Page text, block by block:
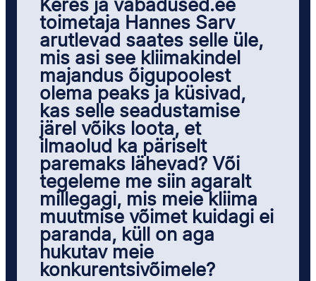
Keres ja vabadused.ee
toimetaja Hannes Sarv
arutlevad saates selle üle,
mis asi see kliimakindel
majandus õigupoolest
olema peaks ja küsivad,
kas selle seadustamise
järel võiks loota, et
ilmaolud ka päriselt
paremaks lähevad? Või
tegeleme me siin agaralt
millegagi, mis meie kliima
muutmise võimet kuidagi ei
paranda, küll on aga
hukutav meie
konkurentsivõimele?